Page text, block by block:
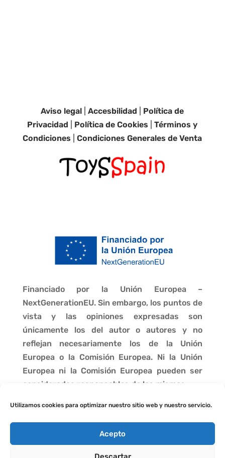
Utilizamos cookies para optimizar nuestro sitio web y nuestro servicio.
Acepto
Aviso legal |Accesbilidad
Política de
Privacidad
Política de Cookies |Términos y
Condiciones |Condiciones Generales de Venta
Financiado por la Unión Europea –
NextGenerationEU. Sin embargo, los puntos de
vista y las opiniones expresadas son
únicamente los del autor o autores y no
reflejan necesariamente los de la Unión
Europea o la Comisión Europea. Ni la Unión
Europea ni la Comisión Europea pueden ser
consideradas responsables de las mismas.